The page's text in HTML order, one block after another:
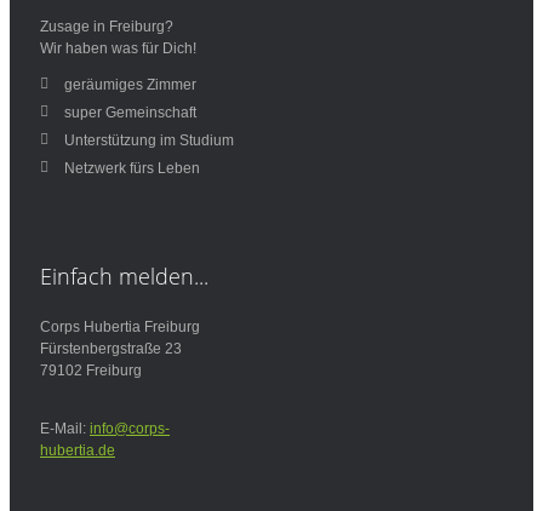
Zusage in Freiburg?
Wir haben was für Dich!
geräumiges Zimmer
super Gemeinschaft
Unterstützung im Studium
Netzwerk fürs Leben
Einfach melden...
Corps Hubertia Freiburg
Fürstenbergstraße 23
79102 Freiburg
E-Mail: info@corps-
hubertia.de